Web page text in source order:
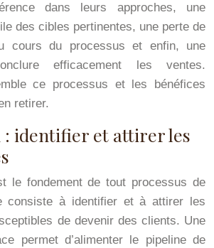
dans leurs approches, une
des cibles pertinentes, une perte de
cours du processus et enfin, une
efficacement les ventes.
ce processus et les bénéfices
retirer.
: identifier et attirer les
le fondement de tout processus de
consiste à identifier et à attirer les
de devenir des clients. Une
permet d’alimenter le pipeline de